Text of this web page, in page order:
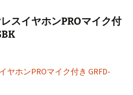
スイヤホンPROマイク付
ヤホンPROマイク付き GRFD-